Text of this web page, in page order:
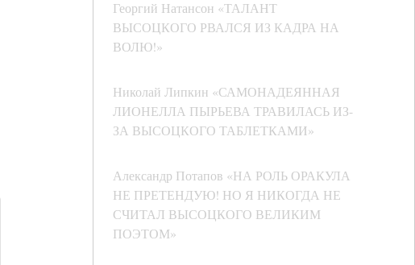
Георгий Натансон «ТАЛАНТ
ВЫСОЦКОГО РВАЛСЯ ИЗ КАДРА НА
ВОЛЮ!»
Николай Липкин «САМОНАДЕЯННАЯ
ЛИОНЕЛЛА ПЫРЬЕВА ТРАВИЛАСЬ ИЗ-
ЗА ВЫСОЦКОГО ТАБЛЕТКАМИ»
Александр Потапов «НА РОЛЬ ОРАКУЛА
НЕ ПРЕТЕНДУЮ! НО Я НИКОГДА НЕ
СЧИТАЛ ВЫСОЦКОГО ВЕЛИКИМ
ПОЭТОМ»